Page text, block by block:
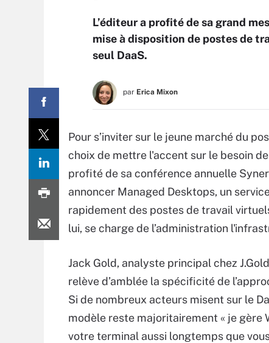
L’éditeur a profité de sa grand
mise à disposition de postes de
seul DaaS.
par Erica Mixon
Pour s’inviter sur le jeune marché du
choix de mettre l'accent sur le besoin
profité de sa conférence annuelle
annoncer Managed Desktops, un
rapidement des postes de travail
lui, se charge de l’administration
Jack Gold, analyste principal chez
relève d’amblée la spécificité de
Si de nombreux acteurs misent sur le
modèle reste majoritairement « je gère
votre terminal aussi longtemps que